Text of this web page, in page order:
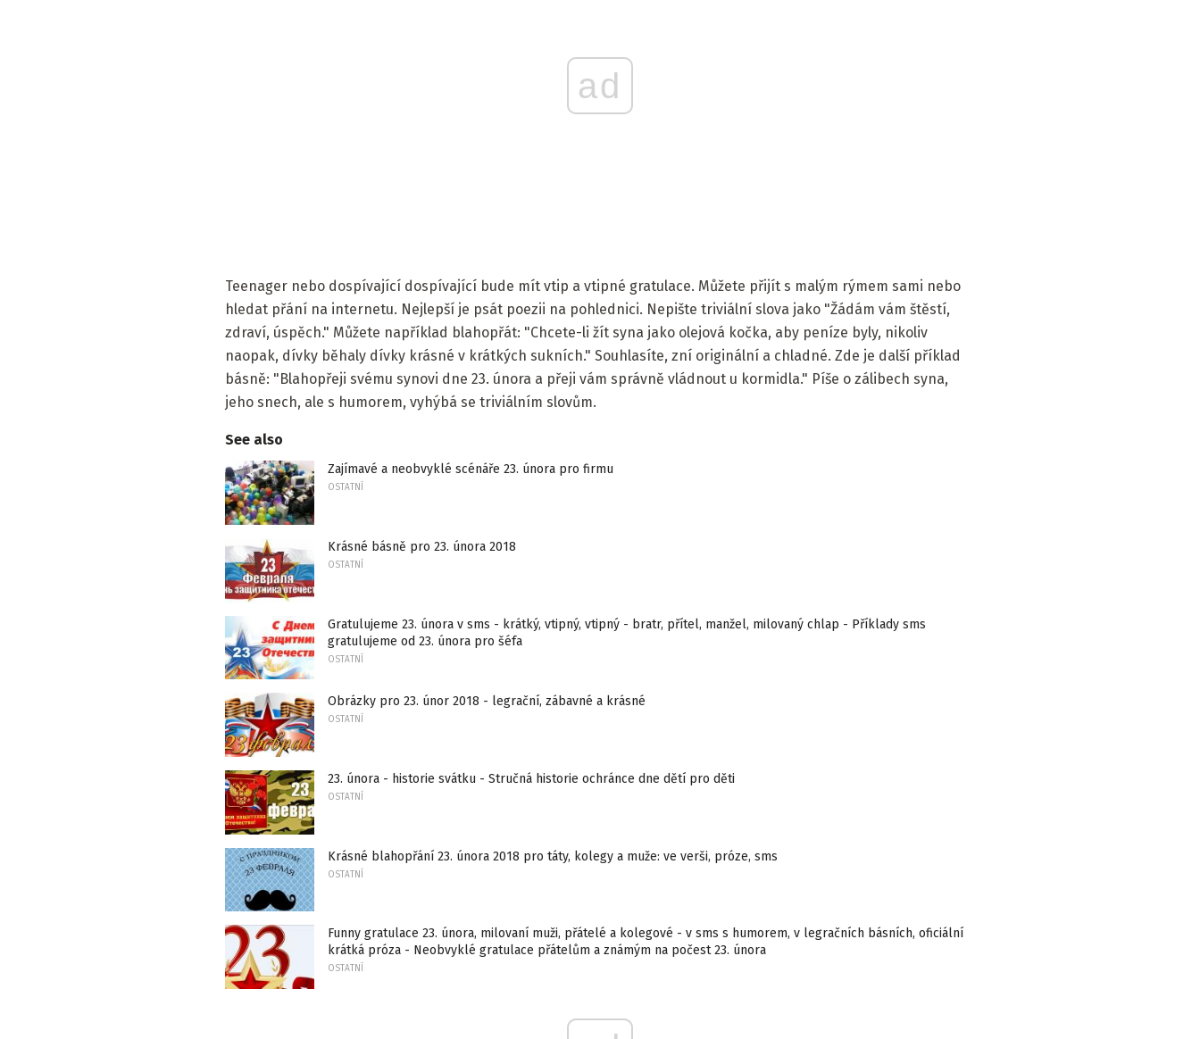
ad
Teenager nebo dospívající dospívající bude mít vtip a vtipné gratulace. Můžete přijít s malým rýmem sami nebo
hledat přání na internetu. Nejlepší je psát poezii na pohlednici. Nepište triviální slova jako "Žádám vám štěstí,
zdraví, úspěch." Můžete například blahopřát: "Chcete-li žít syna jako olejová kočka, aby peníze byly, nikoliv
naopak, dívky běhaly dívky krásné v krátkých sukních." Souhlasíte, zní originální a chladné. Zde je další příklad
básně: "Blahopřeji svému synovi dne 23. února a přeji vám správně vládnout u kormidla." Píše o zálibech syna,
jeho snech, ale s humorem, vyhýbá se triviálním slovům.
See also
Zajímavé a neobvyklé scénáře 23. února pro firmu
OSTATNÍ
Krásné básně pro 23. února 2018
OSTATNÍ
Gratulujeme 23. února v sms - krátký, vtipný, vtipný - bratr, přítel, manžel, milovaný chlap - Příklady sms
gratulujeme od 23. února pro šéfa
OSTATNÍ
Obrázky pro 23. únor 2018 - legrační, zábavné a krásné
OSTATNÍ
23. února - historie svátku - Stručná historie ochránce dne dětí pro děti
OSTATNÍ
Krásné blahopřání 23. února 2018 pro táty, kolegy a muže: ve verši, próze, sms
OSTATNÍ
Funny gratulace 23. února, milovaní muži, přátelé a kolegové - v sms s humorem, v legračních básních, oficiální
krátká próza - Neobvyklé gratulace přátelům a známým na počest 23. února
OSTATNÍ